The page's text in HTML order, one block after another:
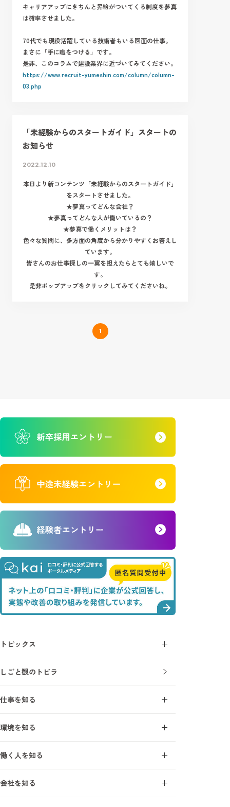
キャリアアップにきちんと昇給がついてくる制度を夢真
は確率させました。
70代でも現役活躍している技術者もいる図面の仕事。
まさに「手に職をつける」です。
是非、このコラムで建設業界に近づいてみてください。
https://www.recruit-yumeshin.com/column/column-
03.php
「未経験からのスタートガイド」スタートの
お知らせ
2022.12.10
本日より新コンテンツ「未経験からのスタートガイド」
をスタートさせました。
★夢真ってどんな会社？
★夢真ってどんな人が働いているの？
★夢真で働くメリットは？
色々な質問に、多方面の角度から分かりやすくお答えし
ています。
皆さんのお仕事探しの一翼を担えたらとても嬉しいで
す。
是非ポップアップをクリックしてみてくださいね。
1
トピックス
ニュース
しごと観のトビラ
仕事を知る
施工管理を知る7ワード
環境を知る
研修・教育制度
働く人を知る
サポートスタッフインタビュー
会社を知る